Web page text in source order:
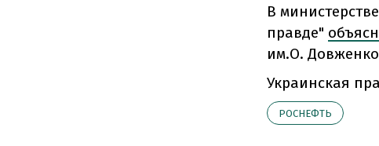
В
правде"
им.О.
Украинская
РОСНЕФТЬ